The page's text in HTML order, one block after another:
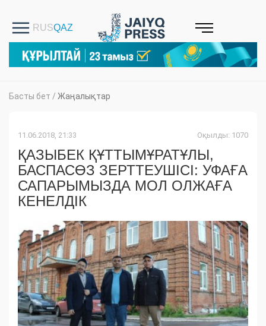
Басты бет / Жаңалықтар
11.06.2018, 21:33 Оқылды: 1070
ҚАЗЫБЕК ҚҰТТЫМҰРАТҰЛЫ,
БАСПАСӨЗ ЗЕРТТЕУШІСІ: УФАҒА
САПАРЫМЫЗДА МОЛ ОЛЖАҒА
КЕНЕЛДІК